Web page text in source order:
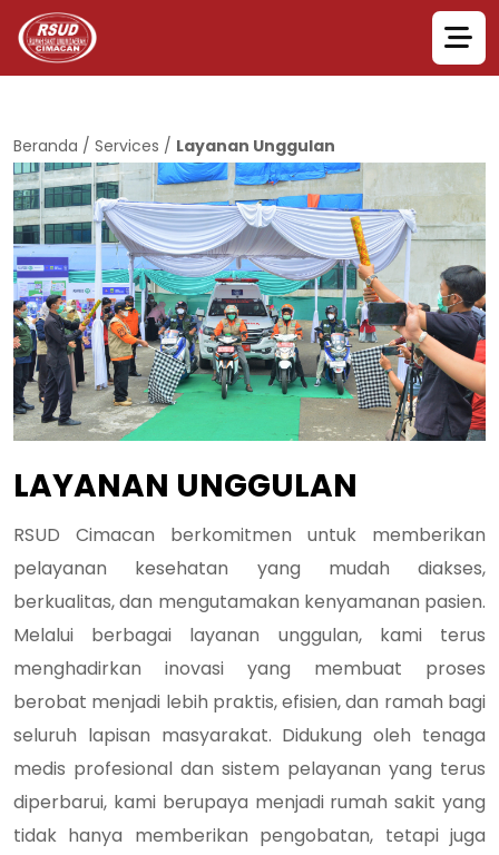
Beranda / Services / Layanan Unggulan
LAYANAN UNGGULAN
RSUD Cimacan berkomitmen untuk memberikan
pelayanan kesehatan yang mudah diakses,
berkualitas, dan mengutamakan kenyamanan pasien.
Melalui berbagai layanan unggulan, kami terus
menghadirkan inovasi yang membuat proses
berobat menjadi lebih praktis, efisien, dan ramah bagi
seluruh lapisan masyarakat. Didukung oleh tenaga
medis profesional dan sistem pelayanan yang terus
diperbarui, kami berupaya menjadi rumah sakit yang
tidak hanya memberikan pengobatan, tetapi juga